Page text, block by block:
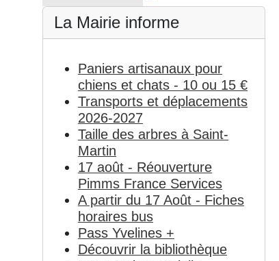
La Mairie informe
Paniers artisanaux pour
chiens et chats - 10 ou 15 €
Transports et déplacements
2026-2027
Taille des arbres à Saint-
Martin
17 août - Réouverture
Pimms France Services
A partir du 17 Août - Fiches
horaires bus
Pass Yvelines +
Découvrir la bibliothèque